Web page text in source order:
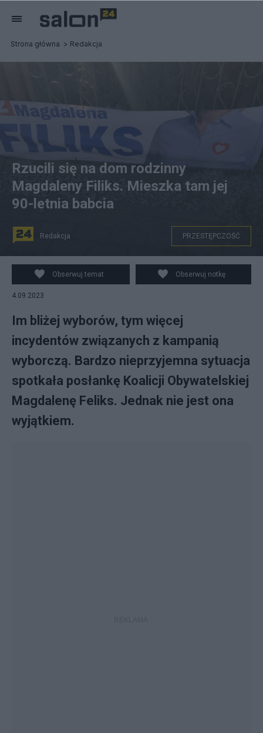
Strona główna Redakcja
n/z: zniszczony baner wyborczy Magdaleny Filiks. fot.
Twitter/Magdalena Filiks
Rzucili się na dom rodzinny
Magdaleny Filiks. Mieszka tam jej
90-letnia babcia
Redakcja PRZESTĘPCZOŚĆ
Obserwuj temat Obserwuj notkę
4.09.2023
Im bliżej wyborów, tym więcej
incydentów związanych z kampanią
wyborczą. Bardzo nieprzyjemna sytuacja
spotkała posłankę Koalicji Obywatelskiej
Magdalenę Feliks. Jednak nie jest ona
wyjątkiem.